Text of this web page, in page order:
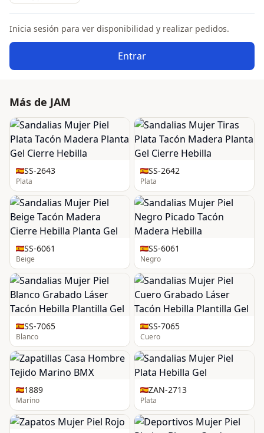
Inicia sesión para ver disponibilidad y realizar pedidos.
Entrar
Más de JAM
SS-2643
Plata
SS-2642
Plata
SS-6061
Beige
SS-6061
Negro
SS-7065
Blanco
SS-7065
Cuero
1889
Marino
ZAN-2713
Plata